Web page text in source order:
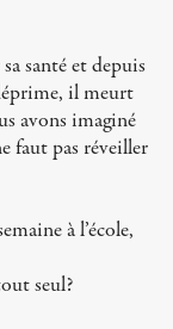
santé et depuis
il meurt
avons imaginé
faut pas réveiller
à l’école,
seul?